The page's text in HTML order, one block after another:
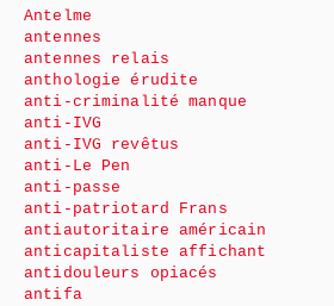
Antelme
antennes
antennes relais
anthologie érudite
anti-criminalité manque
anti-IVG
anti-IVG revêtus
anti-Le Pen
anti-passe
anti-patriotard Frans
antiautoritaire américain
anticapitaliste affichant
antidouleurs opiacés
antifa